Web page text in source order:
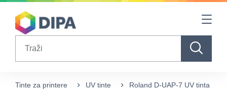
Table Of Content
Tinte za printere UV tinte Roland D-UAP-7 UV tinta 750